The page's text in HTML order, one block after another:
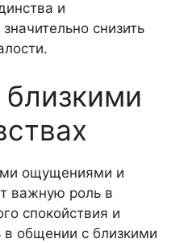
и
снизить
ощущениями и
важную роль в
спокойствия и
общении с близкими